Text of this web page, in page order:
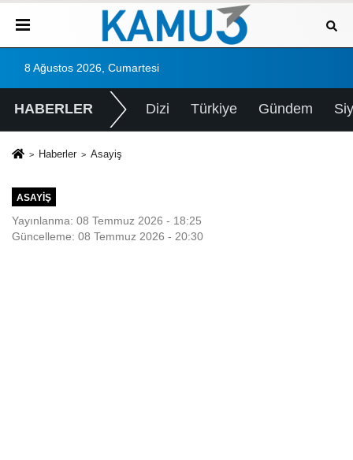
8 Ağustos 2026, Cumartesi
HABERLER Dizi Türkiye Gündem
Haberler Asayiş
ASAYIŞ
Yayınlanma: 08 Temmuz 2026 - 18:25
Güncelleme: 08 Temmuz 2026 - 20:30